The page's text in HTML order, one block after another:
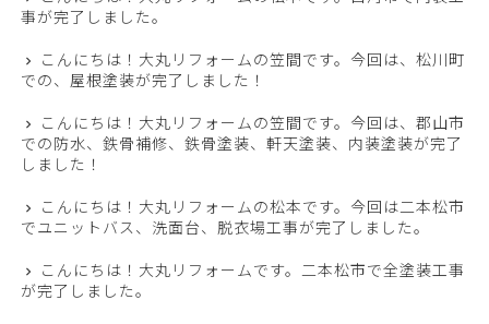
事が完了しました。
こんにちは！大丸リフォームの笠間です。今回は、松川町
での、屋根塗装が完了しました！
こんにちは！大丸リフォームの笠間です。今回は、郡山市
での防水、鉄骨補修、鉄骨塗装、軒天塗装、内装塗装が完了
しました！
こんにちは！大丸リフォームの松本です。今回は二本松市
でユニットバス、洗面台、脱衣場工事が完了しました。
こんにちは！大丸リフォームです。二本松市で全塗装工事
が完了しました。